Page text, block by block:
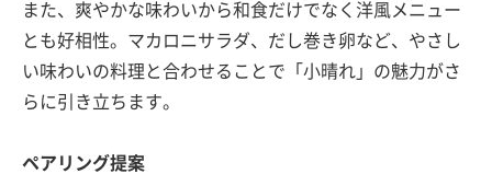
また、爽やかな味わいから和食だけでなく洋風メニュー
とも好相性。マカロニサラダ、だし巻き卵など、やさし
い味わいの料理と合わせることで「小晴れ」の魅力がさ
らに引き立ちます。
ペアリング提案